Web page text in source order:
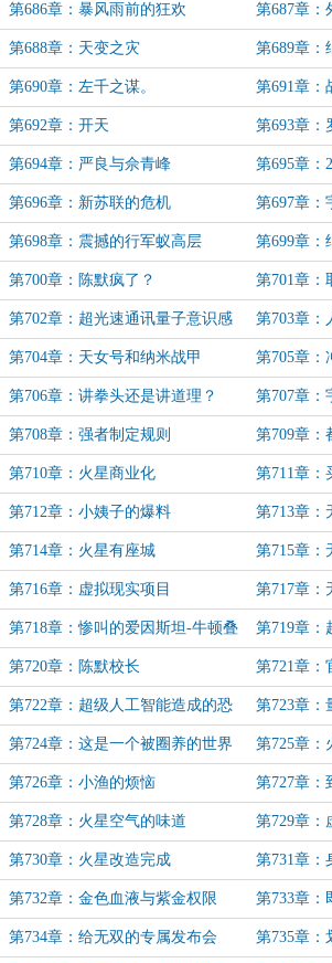
第686章：暴风雨前的狂欢 第687章：
第688章：天变之灾 第689章：
第690章：左千之谋。 第691章：
第692章：开天 第693章：
第694章：严良与佘青峰 第695章：
第696章：新苏联的危机 第697章：
通讯技术
第698章：震撼的行军蚁高层 第699章：
第700章：陈默疯了？ 第701章：
第702章：超光速通讯量子意识感
应系统
第703章：
第704章：天女号和纳米战甲 第705章：
第706章：讲拳头还是讲道理？ 第707章：
第708章：强者制定规则 第709章：
有钱就行
第710章：火星商业化 第711章：
老婆
第712章：小姨子的爆料 第713章：
第714章：火星有座城 第715章：
第716章：虚拟现实项目 第717章：
第718章：惨叫的爱因斯坦-牛顿叠
加态
第719章：
第720章：陈默校长 第721章：
吗？
第722章：超级人工智能造成的恐
慌
第723章：
第724章：这是一个被圈养的世界 第725章：
第726章：小渔的烦恼 第727章：
第728章：火星空气的味道 第729章：
第730章：火星改造完成 第731章：
第732章：金色血液与紫金权限 第733章：
第734章：给无双的专属发布会 第735章：